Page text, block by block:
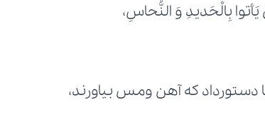
دستورداد که آهن ومس بیاورند،